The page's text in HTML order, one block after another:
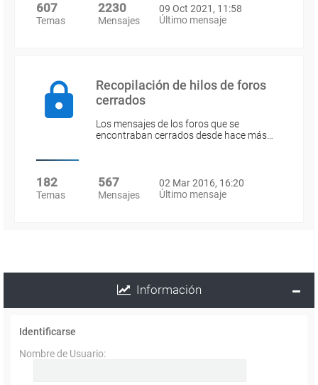
607
Temas
2230
Mensajes
09 Oct 2021, 11:58
Último mensaje
Recopilación de hilos de foros
cerrados
Los mensajes de los foros que se
encontraban cerrados desde hace más…
182
Temas
567
Mensajes
02 Mar 2016, 16:20
Último mensaje
Información
Identificarse
Nombre de Usuario: